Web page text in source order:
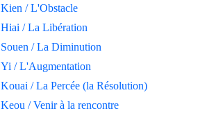
Kien / L'Obstacle
Hiai / La Libération
Souen / La Diminution
Yi / L'Augmentation
Kouai / La Percée (la Résolution)
Keou / Venir à la rencontre